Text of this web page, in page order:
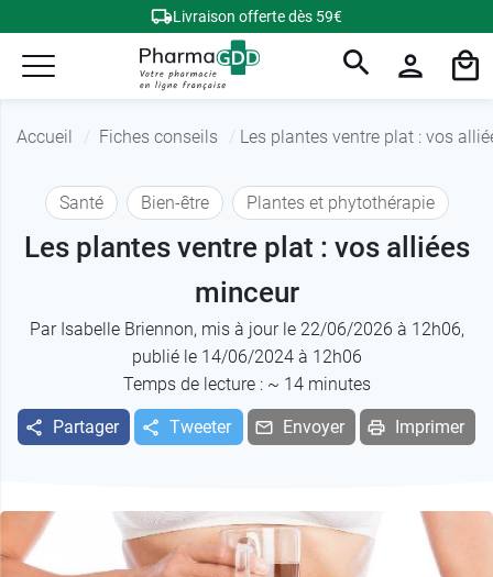
Livraison offerte dès 59€
Accueil Fiches conseils Les plantes ventre plat : vos
Santé Bien-être Plantes et phytothérapie
Les plantes ventre plat : vos alliées
minceur
Par Isabelle Briennon, mis à jour le 22/06/2026 à 12h06,
publié le 14/06/2024 à 12h06
Temps de lecture : ~ 14minutes
Partager Tweeter Envoyer Imprimer